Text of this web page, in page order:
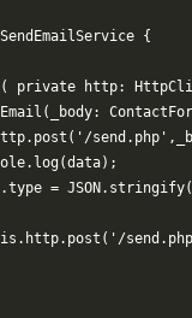
{
private http:
=